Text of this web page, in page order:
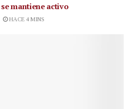
mantiene activo
HACE 4 MINS